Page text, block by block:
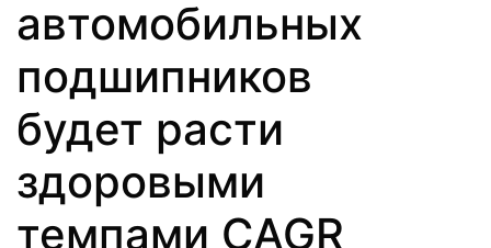
автомобильных
подшипников
будет расти
здоровыми
темпами CAGR